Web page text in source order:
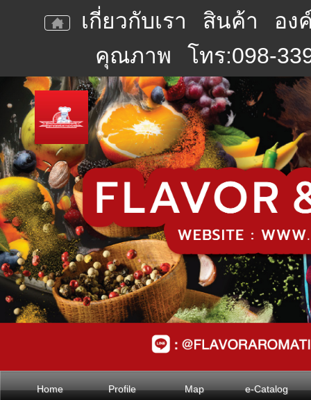
เกี่ยวกับเรา สินค้า
อง
คุณภาพ
โทร:098-
Home Profile Map e-Catalog